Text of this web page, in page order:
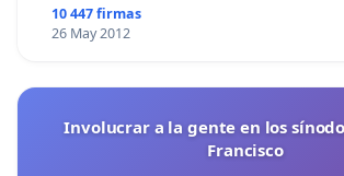
10 447 firmas
26 May 2012
Involucrar a la gente en los
Francisco